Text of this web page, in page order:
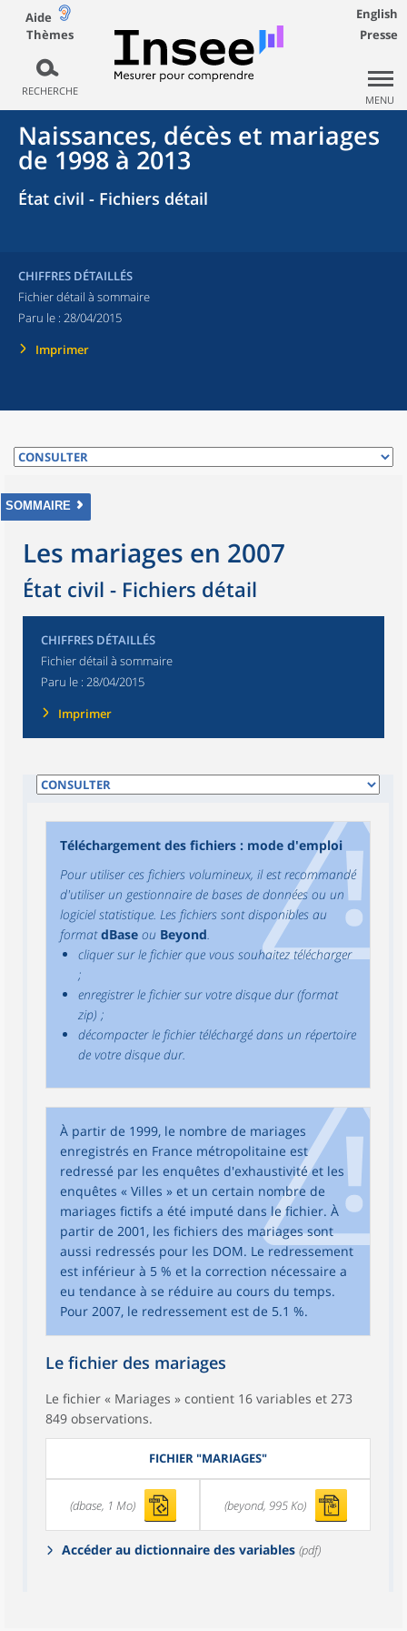
Aide
Thèmes
RECHERCHE
English
Presse
MENU
Naissances, décès et mariages
de 1998 à 2013
État civil - Fichiers détail
CHIFFRES DÉTAILLÉS
Fichier détail à sommaire
Paru le : 28/04/2015
Imprimer
SOMMAIRE
Les mariages en 2007
État civil - Fichiers détail
CHIFFRES DÉTAILLÉS
Fichier détail à sommaire
Paru le : 28/04/2015
Imprimer
Téléchargement des fichiers : mode d'emploi
Pour utiliser ces fichiers volumineux, il est recommandé
d'utiliser un gestionnaire de bases de données ou un
logiciel statistique. Les fichiers sont disponibles au
formatdBase ou Beyond.
cliquer sur le fichier que vous souhaitez télécharger
;
enregistrer le fichier sur votre disque dur (format
zip) ;
décompacter le fichier téléchargé dans un répertoire
de votre disque dur.
À partir de 1999, le nombre de mariages
enregistrés en France métropolitaine est
redressé par les enquêtes d'exhaustivité et les
enquêtes « Villes » et un certain nombre de
mariages fictifs a été imputé dans le fichier. À
partir de 2001, les fichiers des mariages sont
aussi redressés pour les DOM. Le redressement
est inférieur à 5 % et la correction nécessaire a
eu tendance à se réduire au cours du temps.
Pour 2007, le redressement est de 5.1 %.
Le fichier des mariages
Le fichier « Mariages » contient 16 variables et 273
849 observations.
FICHIER "MARIAGES"
(dbase, 1 Mo) (beyond, 995 Ko)
Accéder au dictionnaire des variables (pdf)